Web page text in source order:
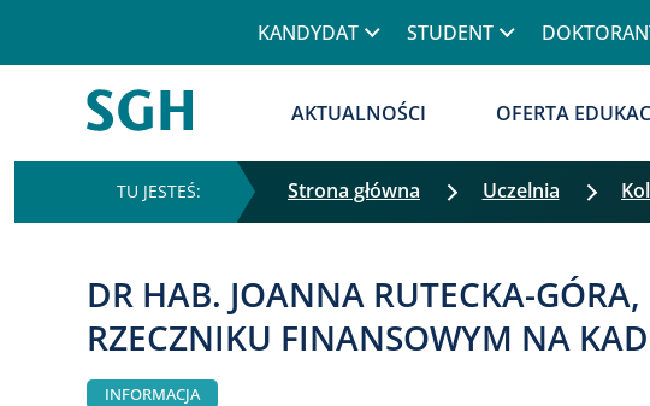
KANDYDAT STUDENT
AKTUALNOŚCI OFERTA
Strona główna Uczelnia
DR HAB. JOANNA RUTECKA-
RZECZNIKU FINANSOWYM NA
INFORMACJA